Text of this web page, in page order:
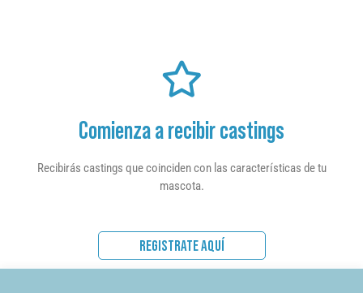
Comienza a recibir castings
Recibirás castings que coinciden con las características de tu
mascota.
REGISTRATE AQUÍ